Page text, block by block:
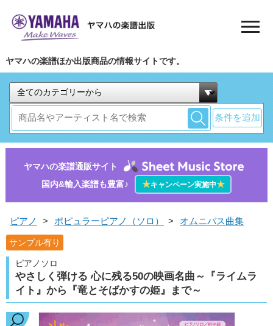
ヤマハの楽譜ほか出版商品の情報サイトです。
条件を追加
ヤマハの楽譜通販サイト
国内&輸入楽譜も豊富♪
★キャンペーン実施中★
ピアノ > ポピュラーピアノ（ソロ） > オムニバス曲集
サンプル有り
ピアノソロ
やさしく弾ける 心に残る50の映画名曲～『ライムラ
イト』から『竜とそばかすの姫』まで～